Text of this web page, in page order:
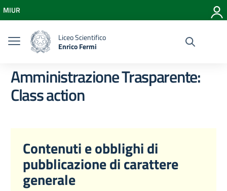
Vai al menu di navigazione
Vai al footer
MIUR
Liceo Scientifico
Enrico Fermi
Amministrazione Trasparente:
Class action
Contenuti e obblighi di
pubblicazione di carattere
generale